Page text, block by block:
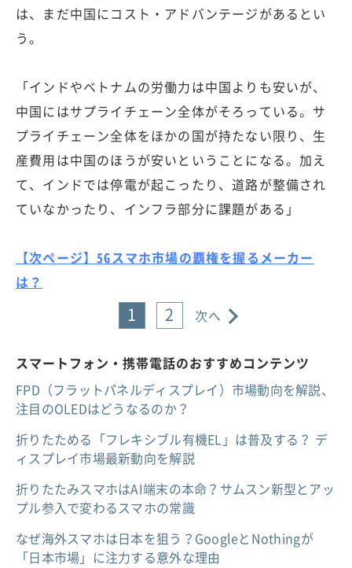
は、まだ中国にコスト・アドバンテージがあるとい
う。
「インドやベトナムの労働力は中国よりも安いが、
中国にはサプライチェーン全体がそろっている。サ
プライチェーン全体をほかの国が持たない限り、生
産費用は中国のほうが安いということになる。加え
て、インドでは停電が起こったり、道路が整備され
ていなかったり、インフラ部分に課題がある」
【次ページ】5Gスマホ市場の覇権を握るメーカー
は？
1 2 次へ
スマートフォン・携帯電話のおすすめコンテンツ
FPD（フラットパネルディスプレイ）市場動向を解説、
注目のOLEDはどうなるのか？
折りたためる「フレキシブル有機EL」は普及する？ デ
ィスプレイ市場最新動向を解説
折りたたみスマホはAI端末の本命？サムスン新型とアッ
プル参入で変わるスマホの常識
なぜ海外スマホは日本を狙う？GoogleとNothingが
「日本市場」に注力する意外な理由